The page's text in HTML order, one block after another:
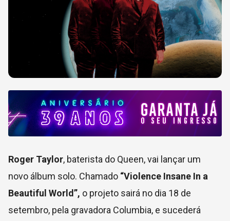
Roger Taylor, baterista do Queen, vai lançar um
novo álbum solo. Chamado “Violence Insane In a
Beautiful World”, o projeto sairá no dia 18 de
setembro, pela gravadora Columbia, e sucederá